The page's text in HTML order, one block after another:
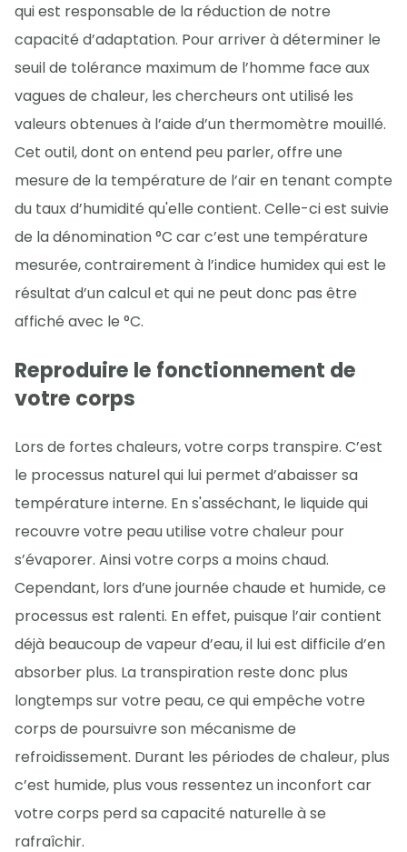
qui est responsable de la réduction de notre
capacité d’adaptation. Pour arriver à déterminer le
seuil de tolérance maximum de l’homme face aux
vagues de chaleur, les chercheurs ont utilisé les
valeurs obtenues à l’aide d’un thermomètre mouillé.
Cet outil, dont on entend peu parler, offre une
mesure de la température de l’air en tenant compte
du taux d’humidité qu'elle contient. Celle-ci est suivie
de la dénomination °C car c’est une température
mesurée, contrairement à l’indice humidex qui est le
résultat d’un calcul et qui ne peut donc pas être
affiché avec le °C.
Reproduire le fonctionnement de
votre corps
Lors de fortes chaleurs, votre corps transpire. C’est
le processus naturel qui lui permet d’abaisser sa
température interne. En s'asséchant, le liquide qui
recouvre votre peau utilise votre chaleur pour
s’évaporer. Ainsi votre corps a moins chaud.
Cependant, lors d’une journée chaude et humide, ce
processus est ralenti. En effet, puisque l’air contient
déjà beaucoup de vapeur d’eau, il lui est difficile d’en
absorber plus. La transpiration reste donc plus
longtemps sur votre peau, ce qui empêche votre
corps de poursuivre son mécanisme de
refroidissement. Durant les périodes de chaleur, plus
c’est humide, plus vous ressentez un inconfort car
votre corps perd sa capacité naturelle à se
rafraîchir.